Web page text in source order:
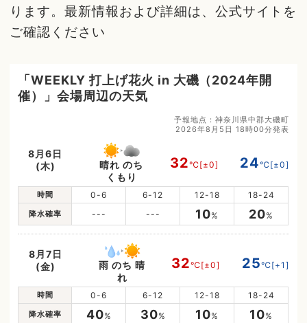
ります。最新情報および詳細は、公式サイトを
ご確認ください
「WEEKLY 打上げ花火 in 大磯（2024年開
催）」会場周辺の天気
予報地点：神奈川県中郡大磯町
2026年8月5日 18時00分発表
8月6日
(木)
晴れ のち
くもり
32℃[±0] 24℃[±0]
時間 0-6 6-12 12-18 18-24
降水確率 --- --- 10% 20%
8月7日
(金)
雨 のち 晴
れ
32℃[±0] 25℃[+1]
時間 0-6 6-12 12-18 18-24
降水確率 40% 30% 10% 10%